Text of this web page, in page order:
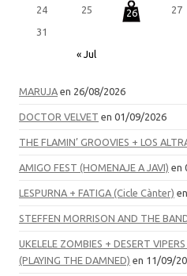
« Jul
24
25 26 27
31
MARUJA en 26/08/2026
DOCTOR VELVET en 01/09/2026
THE FLAMIN’ GROOVIES + LOS
AMIGO FEST (HOMENAJE A JAVI) en
LESPURNA + FATIGA (Cicle Cànter)
STEFFEN MORRISON AND THE
UKELELE ZOMBIES + DESERT
(PLAYING THE DAMNED) en 11/09/